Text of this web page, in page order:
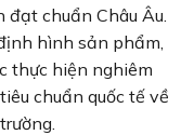
chuẩn Châu Âu.
hình sản phẩm,
thực hiện nghiêm
chuẩn quốc tế về